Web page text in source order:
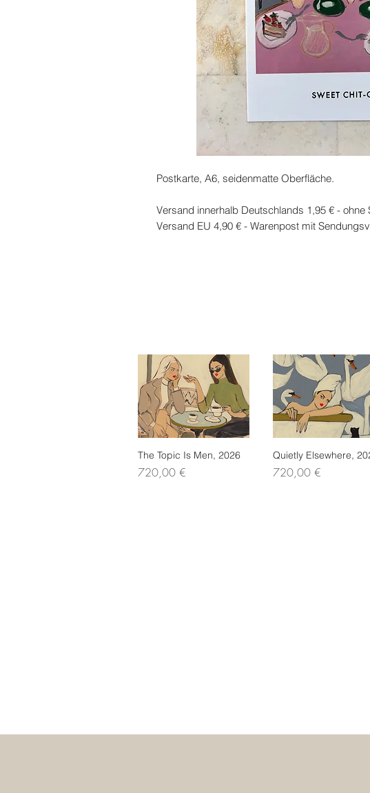
Postkarte, A6, seidenmatte Oberfläche.
Versand innerhalb Deutschlands 1,95 € -
Versand EU 4,90 € - Warenpost mit
Schnellansicht
The Topic Is Men, 2026
Preis
720,00 €
Schnellansicht
Quietly Elsewhere,
Preis
720,00 €